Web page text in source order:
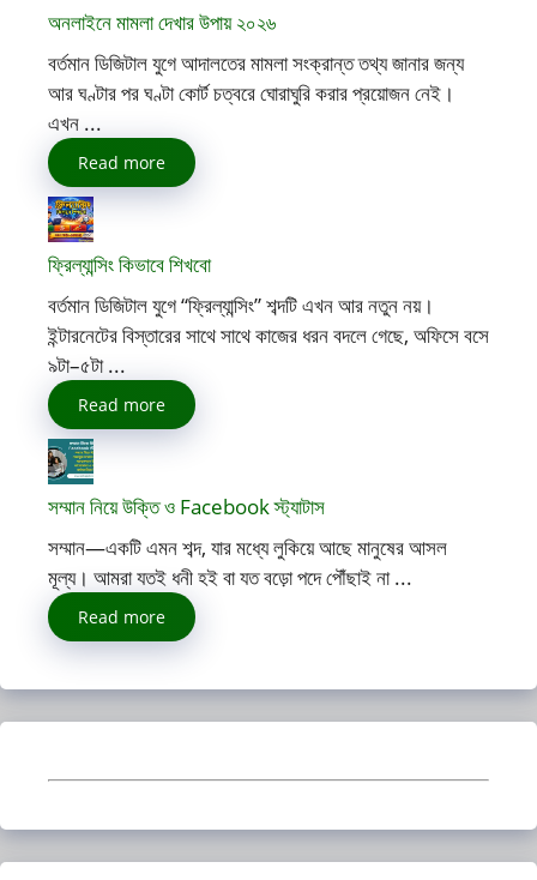
অনলাইনে মামলা দেখার উপায় ২০২৬
বর্তমান ডিজিটাল যুগে আদালতের মামলা সংক্রান্ত তথ্য জানার জন্য
আর ঘণ্টার পর ঘণ্টা কোর্ট চত্বরে ঘোরাঘুরি করার প্রয়োজন নেই।
এখন ...
Read more
ফ্রিল্যান্সিং কিভাবে শিখবো
বর্তমান ডিজিটাল যুগে “ফ্রিল্যান্সিং” শব্দটি এখন আর নতুন নয়।
ইন্টারনেটের বিস্তারের সাথে সাথে কাজের ধরন বদলে গেছে, অফিসে বসে
৯টা–৫টা ...
Read more
সম্মান নিয়ে উক্তি ও Facebook স্ট্যাটাস
সম্মান—একটি এমন শব্দ, যার মধ্যে লুকিয়ে আছে মানুষের আসল
মূল্য। আমরা যতই ধনী হই বা যত বড়ো পদে পৌঁছাই না ...
Read more